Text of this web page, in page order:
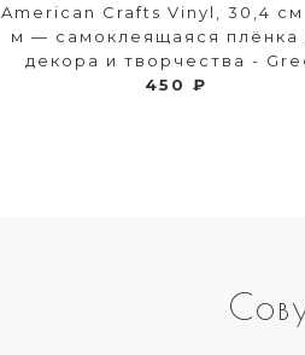
American Crafts Vinyl, 30,4 см
м — самоклеящаяся плёнка
декора и творчества -
450 ₽